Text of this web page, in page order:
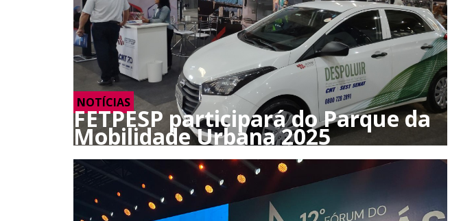
NOTÍCIAS
FETPESP participará do Parque da
Mobilidade Urbana 2025